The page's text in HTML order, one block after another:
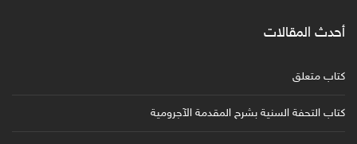
أحدث المقالات
كتاب متعلق
كتاب التحفة السنية بشرح المقدمة الآجرومية